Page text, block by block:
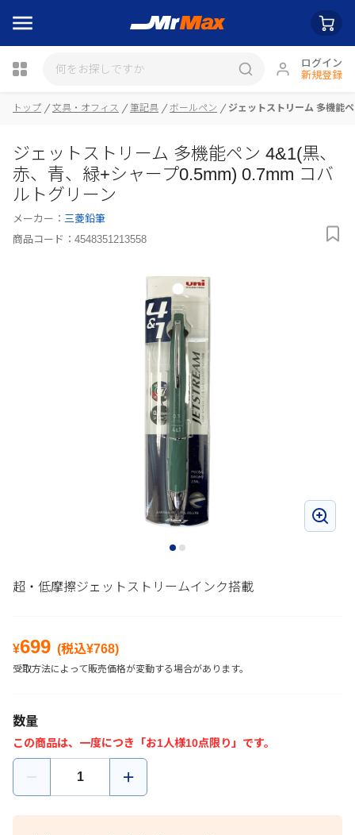
ログイン
新規登録
瓶詰
トップ 文具・オフィス 筆記具 ボールペン ジェットストリーム 多機能
ジェットストリーム 多機能ペン 4&1(黒、
赤、青、緑+シャープ0.5mm) 0.7mm コバ
ルトグリーン
メーカー： 三菱鉛筆
商品コード： 4548351213558
超・低摩擦ジェットストリームインク搭載
¥699 (税込¥768)
受取方法によって販売価格が変動する場合があります。
数量
この商品は、一度につき「お1人様10点限り」です。